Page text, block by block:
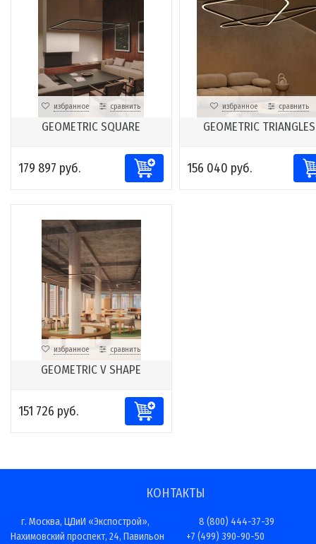
избранное сравнить
GEOMETRIC SQUARE
179 897 руб.
избранное сравнить
GEOMETRIC TRIANGLES
156 040 руб.
избранное сравнить
GEOMETRIC V SHAPE
151 726 руб.
КОНТАКТЫ
г. Москва, ЦДиИ «Экспострой»,
Нахимовский проспект, 24, Павильон
8 (800) 444-37-39
+7 (499) 390-90-50